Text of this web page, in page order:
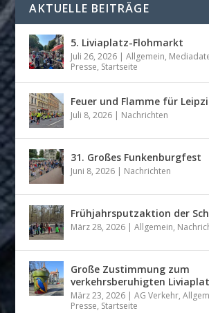
AKTUELLE BEITRÄGE
5. Liviaplatz-Flohmarkt
Juli 26, 2026 |Allgemein,
Presse, Startseite
Feuer und Flamme für
Juli 8, 2026 Nachrichten
31. Großes Funkenburgfest
Juni 8, 2026 Nachrichten
Frühjahrsputzaktion der
März 28, 2026 |Allgemein,
Große Zustimmung zum
verkehrsberuhigten
März 23, 2026 |AG Verkehr,
Presse, Startseite